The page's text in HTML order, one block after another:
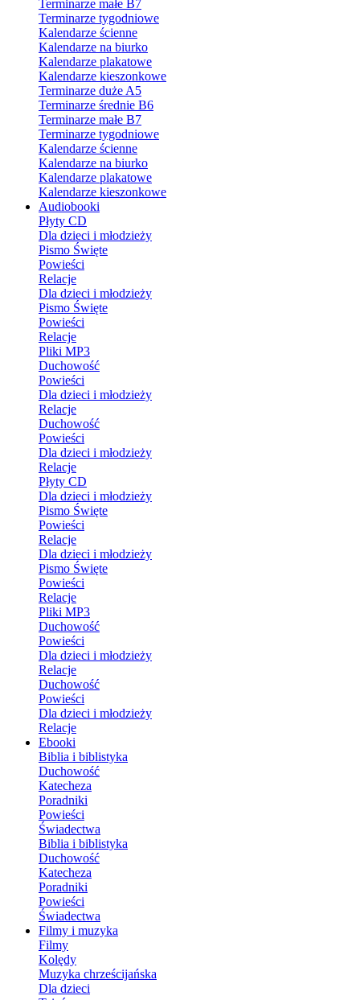
Terminarze małe B7
Terminarze tygodniowe
Kalendarze ścienne
Kalendarze na biurko
Kalendarze plakatowe
Kalendarze kieszonkowe
Terminarze duże A5
Terminarze średnie B6
Terminarze małe B7
Terminarze tygodniowe
Kalendarze ścienne
Kalendarze na biurko
Kalendarze plakatowe
Kalendarze kieszonkowe
Audiobooki
Płyty CD
Dla dzieci i młodzieży
Pismo Święte
Powieści
Relacje
Dla dzieci i młodzieży
Pismo Święte
Powieści
Relacje
Pliki MP3
Duchowość
Powieści
Dla dzieci i młodzieży
Relacje
Duchowość
Powieści
Dla dzieci i młodzieży
Relacje
Płyty CD
Dla dzieci i młodzieży
Pismo Święte
Powieści
Relacje
Dla dzieci i młodzieży
Pismo Święte
Powieści
Relacje
Pliki MP3
Duchowość
Powieści
Dla dzieci i młodzieży
Relacje
Duchowość
Powieści
Dla dzieci i młodzieży
Relacje
Ebooki
Biblia i biblistyka
Duchowość
Katecheza
Poradniki
Powieści
Świadectwa
Biblia i biblistyka
Duchowość
Katecheza
Poradniki
Powieści
Świadectwa
Filmy i muzyka
Filmy
Kolędy
Muzyka chrześcijańska
Dla dzieci